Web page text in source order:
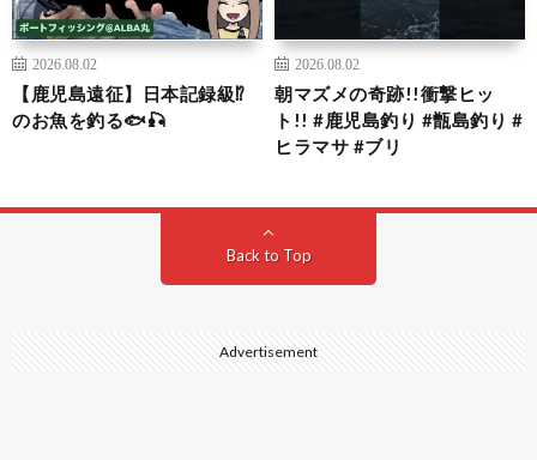
2026.08.02
【鹿児島遠征】日本記録級⁉️
のお魚を釣る🐟🎣
2026.08.02
朝マズメの奇跡!!衝撃ヒッ
ト!! #鹿児島釣り #甑島釣り #
ヒラマサ #ブリ
Back to Top
Advertisement